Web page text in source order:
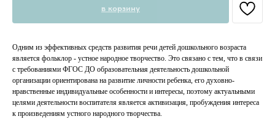
в корзину
Одним из эффективных средств развития речи детей дошкольного возраста
является фольклор - устное народное творчество. Это связано с тем, что в связи
с требованиями ФГОС ДО образовательная деятельность дошкольной
организации ориентирована на развитие личности ребенка, его духовно-
нравственные индивидуальные особенности и интересы, поэтому актуальными
целями деятельности воспитателя является активизация, пробуждения интереса
к произведениям устного народного творчества.⠀